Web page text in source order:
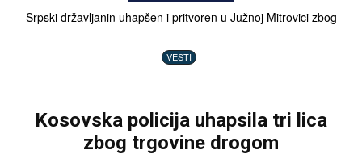
Srpski državljanin uhapšen i pritvoren u Južnoj Mitrovici zbog
VESTI
Kosovska policija uhapsila tri lica
zbog trgovine drogom